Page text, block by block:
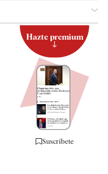
Hazte premium
Suscríbete